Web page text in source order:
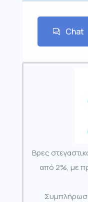
Chat
Βρες
από 2%, με